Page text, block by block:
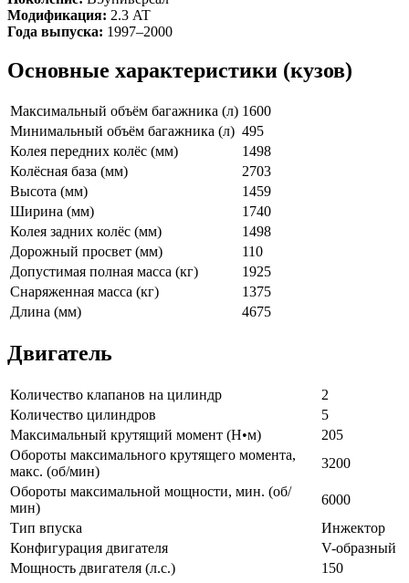
Модификация: 2.3 AT
Года выпуска: 1997–2000
Основные характеристики (кузов)
Максимальный объём багажника (л) 1600
Минимальный объём багажника (л) 495
Колея передних колёс (мм)
1498
Колёсная база (мм)
2703
Высота (мм)
1459
Ширина (мм)
1740
Колея задних колёс (мм)
1498
Дорожный просвет (мм)
110
Допустимая полная масса (кг)
1925
Снаряженная масса (кг)
1375
Длина (мм)
4675
Двигатель
Количество клапанов на цилиндр
2
Количество цилиндров
5
Максимальный крутящий момент (Н•м)
205
Обороты максимального крутящего момента,
макс. (об/мин)
3200
Обороты максимальной мощности, мин. (об/
мин)
6000
Тип впуска
Инжектор
Конфигурация двигателя
V-образный
Мощность двигателя (л.с.)
150